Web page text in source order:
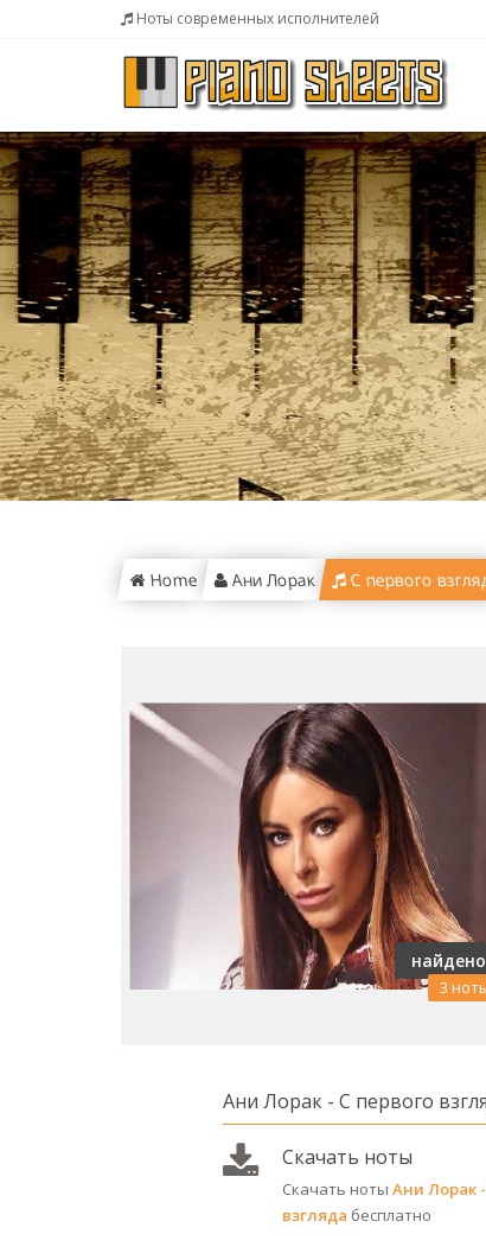
Ноты современных исполнителей
Home Ани Лорак С первого
найдено
3
Ани Лорак - С первого
Скачать ноты
Скачать ноты Ани Лорак
взгляда бесплатно